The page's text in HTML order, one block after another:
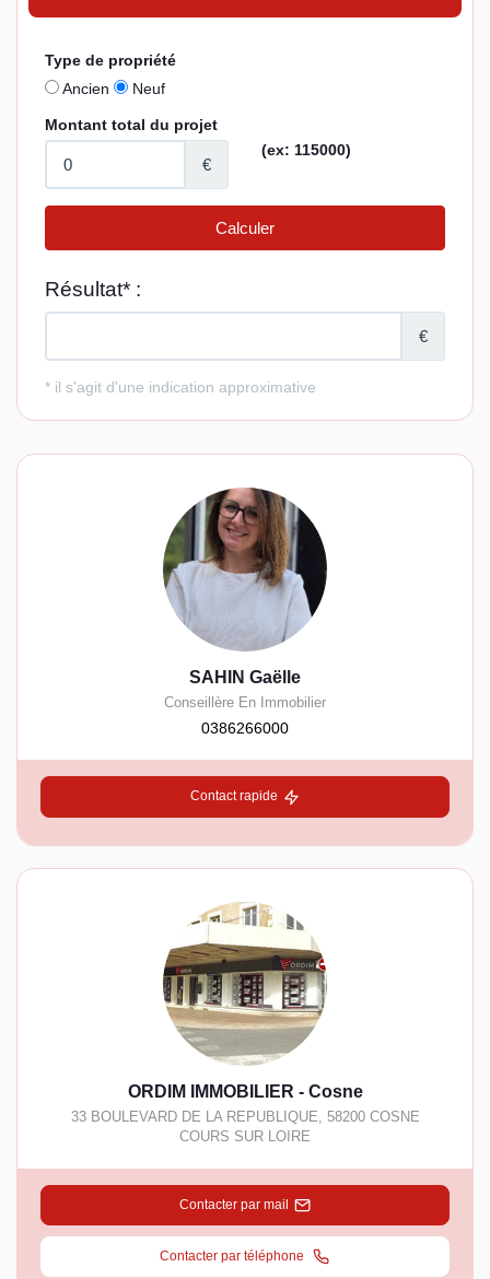
SAHIN Gaëlle
Conseillère En Immobilier
0386266000
Contact rapide
ORDIM IMMOBILIER - Cosne
33 BOULEVARD DE LA REPUBLIQUE 58200 COSNE
COURS SUR LOIRE
Contacter par mail
Contacter par téléphone